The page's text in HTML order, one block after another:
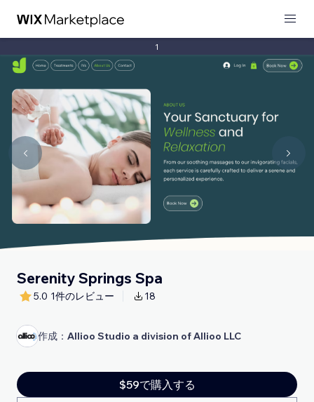
1
Serenity Springs Spa
5.0 1件のレビュー 18
作成： Allioo Studio a division of Allioo LLC
$59で購入する